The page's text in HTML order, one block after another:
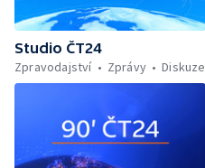
Studio ČT24
Zpravodajství
Zprávy Diskuze